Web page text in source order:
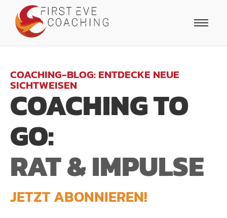
COACHING-BLOG: ENTDECKE NEUE
SICHTWEISEN
COACHING TO
GO:
RAT & IMPULSE
JETZT ABONNIEREN!